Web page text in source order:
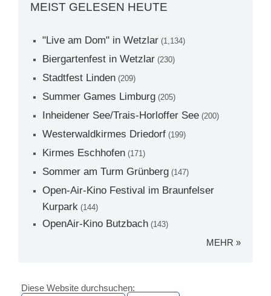
MEIST GELESEN HEUTE
"Live am Dom" in Wetzlar (1,134)
Biergartenfest in Wetzlar (230)
Stadtfest Linden (209)
Summer Games Limburg (205)
Inheidener See/Trais-Horloffer See (200)
Westerwaldkirmes Driedorf (199)
Kirmes Eschhofen (171)
Sommer am Turm Grünberg (147)
Open-Air-Kino Festival im Braunfelser
Kurpark (144)
OpenAir-Kino Butzbach (143)
MEHR »
Diese Website durchsuchen: